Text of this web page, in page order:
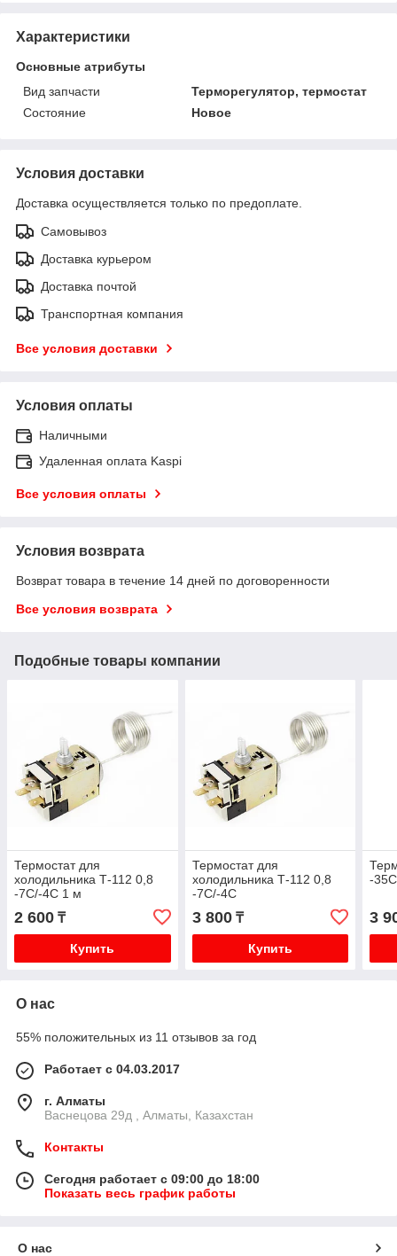
Характеристики
Основные атрибуты
Вид запчасти
Терморегулятор, термостат
Состояние
Новое
Условия доставки
Доставка осуществляется только по предоплате.
Самовывоз
Доставка курьером
Доставка почтой
Транспортная компания
Все условия доставки
Условия оплаты
Наличными
Удаленная оплата Kaspi
Все условия оплаты
Условия возврата
Возврат товара в течение 14 дней по договоренности
Все условия возврата
Подобные товары компании
Термостат для
холодильника Т-112 0,8
-7С/-4С 1 м
2 600 ₸
Купить
Термостат для
холодильника Т-112 0,8
-7С/-4С
3 800₸
Купить
-
3
О нас
55% положительных из 11 отзывов за год
Работает с 04.03.2017
г. Алматы
Васнецова 29д , Алматы, Казахстан
Контакты
Сегодня работает с 09:00 до 18:00
Показать весь график работы
О нас